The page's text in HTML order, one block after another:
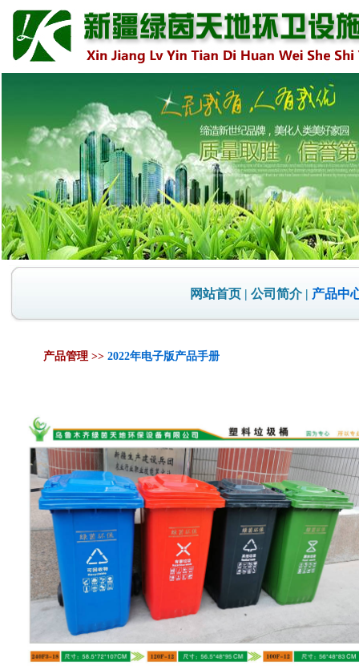
网站首页 | 公司简介| 产品中
产品管理 >> 2022年电子版产品手册